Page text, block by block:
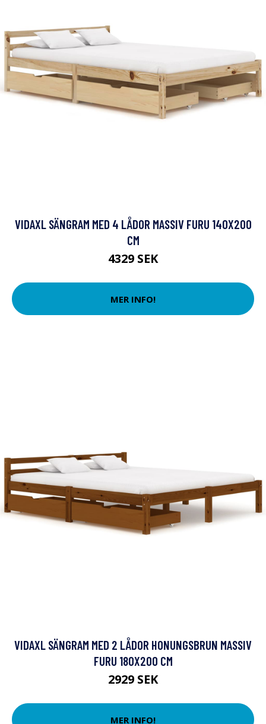
VIDAXL SÄNGRAM MED 4 LÅDOR MASSIV FURU 140X200
CM
4329 SEK
MER INFO!
VIDAXL SÄNGRAM MED 2 LÅDOR HONUNGSBRUN MASSIV
FURU 180X200 CM
2929 SEK
MER INFO!